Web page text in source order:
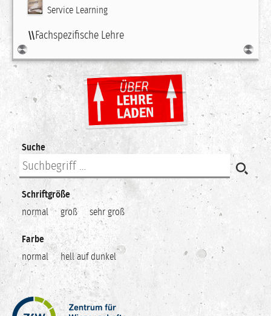
Service Learning
Fachspezifische Lehre
Suche
Schriftgröße
normal
groß sehr groß
Farbe
normal
hell auf dunkel
Zentrum